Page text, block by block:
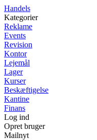
Handels
Kategorier
Reklame
Events
Revision
Kontor
Lejemål
Lager
Kurser
Beskæftigelse
Kantine
Finans
Log ind
Opret bruger
Mailnyt